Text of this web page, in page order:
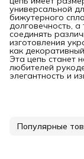
универсальной
бижутерного
долговечность,
соединять
изготовления
как
Эта цепь станет
любителей
элегантность и
Популярные